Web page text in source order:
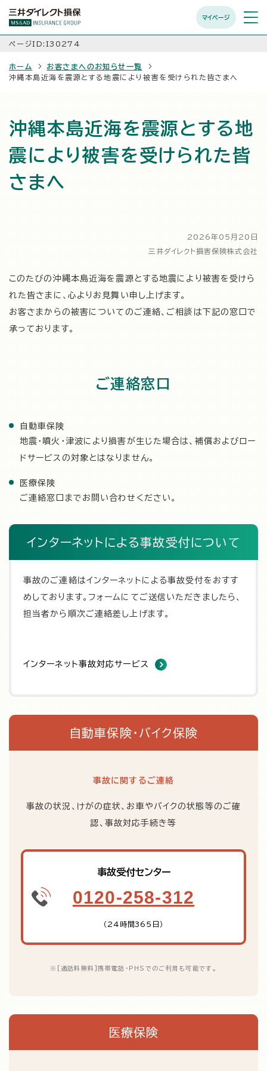
マイページ
メニュ
開く
ページID:I30274
ホーム
お客さまへのお知らせ一覧
沖縄本島近海を震源とする地震により被害を受けられた皆さまへ
沖縄本島近海を震源とする地
震により被害を受けられた皆
さまへ
2026年05月20日
三井ダイレクト損害保険株式会社
このたびの沖縄本島近海を震源とする地震により被害を受けら
れた皆さまに、心よりお見舞い申し上げます。
お客さまからの被害についてのご連絡、ご相談は下記の窓口で
承っております。
ご連絡窓口
自動車保険
地震・噴火・津波により損害が生じた場合は、補償およびロー
ドサービスの対象とはなりません。
医療保険
ご連絡窓口までお問い合わせください。
インターネットによる事故受付について
事故のご連絡はインターネットによる事故受付をおすす
めしております。フォームにてご送信いただきましたら、
担当者から順次ご連絡差し上げます。
インターネット事故対応サービス
自動車保険・バイク保険
事故に関するご連絡
事故の状況、けがの症状、お車やバイクの状態等のご確
認、事故対応手続き等
事故受付センター
0120-258-312
（24時間365日）
※ [通話料無料]携帯電話・PHSでのご利用も可能です。
医療保険